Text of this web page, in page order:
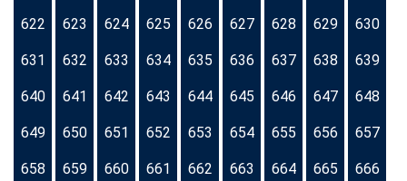
622 623 624 625 626 627 628 629 630
631 632 633 634 635 636 637 638 639
640 641 642 643 644 645 646 647 648
649 650 651 652 653 654 655 656 657
658 659 660 661 662 663 664 665 666